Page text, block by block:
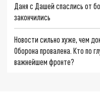
Даня с Дашей спаслись от
закончились
Новости сильно хуже, чем
Оборона провалена. Кто по
важнейшем фронте?